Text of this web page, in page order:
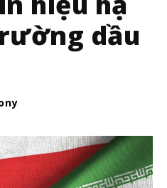
dầu